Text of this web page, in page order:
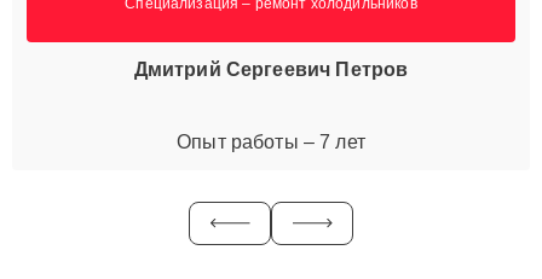
Дмитрий Сергеевич Петров
Опыт работы – 7 лет